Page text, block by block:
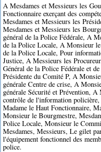
A Mesdames et Messieurs les
Fonctionnaire exerçant des
Mesdames et Messieurs les
Mesdames et Messieurs les
général de la Police Fédérale, A
de la Police Locale, A Monsieur
de la Police Locale, Pour
Justice, A Messieurs les
Général de la Police Fédérale et
Présidente du Comité P, A
générale Centre de crise, A
générale Sécurité et Prévention,
contrôle de l'information
Madame le Haut Fonctionnaire,
Monsieur le Bourgmestre,
Police Locale, Monsieur le
Mesdames, Messieurs, Le gilet
l'équipement fonctionnel des
police.